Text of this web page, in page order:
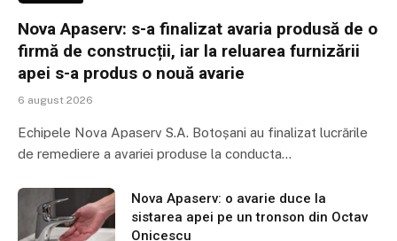
Nova Apaserv: s-a finalizat avaria produsă de o
firmă de construcții, iar la reluarea furnizării
apei s-a produs o nouă avarie
6 august 2026
Echipele Nova Apaserv S.A. Botoșani au finalizat lucrările
de remediere a avariei produse la conducta…
Nova Apaserv: o avarie duce la
sistarea apei pe un tronson din Octav
Onicescu